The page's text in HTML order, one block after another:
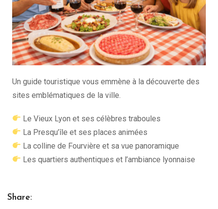
Un guide touristique vous emmène à la découverte des
sites emblématiques de la ville.
Le Vieux Lyon et ses célèbres traboules
La Presqu’île et ses places animées
La colline de Fourvière et sa vue panoramique
Les quartiers authentiques et l’ambiance lyonnaise
Share: